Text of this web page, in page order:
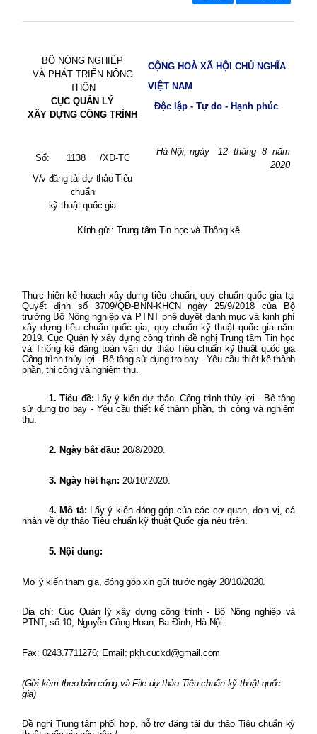
BỘ NÔNG NGHIỆP
VÀ PHÁT TRIỂN NÔNG
THÔN
CỤC QUẢN LÝ
XÂY DỰNG CÔNG TRÌNH
CỘNG HOÀ XÃ HỘI CHỦ NGHĨA
VIỆT NAM
Độc lập - Tự do - Hạnh phúc
Số: 1138 /XD-TC
Hà Nội, ngày 12 tháng 8 năm
2020
V/v đăng tải dự thảo Tiêu
chuẩn
kỹ thuật quốc gia
Kính gửi: Trung tâm Tin học và Thống kê
Thực hiện kế hoạch xây dựng tiêu chuẩn, quy chuẩn quốc gia tại
Quyết định số 3709/QĐ-BNN-KHCN ngày 25/9/2018 của Bộ
trưởng Bộ Nông nghiệp và PTNT phê duyệt danh mục và kinh phí
xây dựng tiêu chuẩn quốc gia, quy chuẩn kỹ thuật quốc gia năm
2019. Cục Quản lý xây dựng công trình đề nghị Trung tâm Tin học
và Thống kê đăng toàn văn dự thảo Tiêu chuẩn kỹ thuật quốc gia
Công trình thủy lợi - Bê tông sử dụng tro bay - Yêu cầu thiết kế thành
phần, thi công và nghiệm thu.
1. Tiêu đề: Lấy ý kiến dự thảo. Công trình thủy lợi - Bê tông
sử dụng tro bay - Yêu cầu thiết kế thành phần, thi công và nghiệm
thu.
2. Ngày bắt đầu: 20/8/2020.
3. Ngày hết hạn: 20/10/2020.
4. Mô tả: Lấy ý kiến đóng góp của các cơ quan, đơn vị, cá
nhân về dự thảo Tiêu chuẩn kỹ thuật Quốc gianêu trên.
5. Nội dung:
Mọi ý kiến tham gia, đóng góp xin gửi trước ngày 20/10/2020.
Địa chỉ: Cục Quản lý xây dựng công trình - Bộ Nông nghiệp và
PTNT, số 10, Nguyễn Công Hoan, Ba Đình, Hà Nội.
Fax: 0243.7711276; Email: pkh.cucxd@gmail.com
(Gửi kèm theo bản cứng và File dự thảo Tiêu chuẩn kỹ thuật quốc
gia)
Đề nghị Trung tâm phối hợp, hỗ trợ đăng tải dự thảo Tiêu chuẩn kỹ